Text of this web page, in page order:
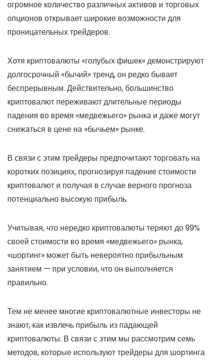
огромное количество различных активов и торговых
опционов открывает широкие возможности для
проницательных трейдеров.
Хотя криптовалюты «голубых фишек» демонстрируют
долгосрочный «бычий» тренд, он редко бывает
беспрерывным. Действительно, большинство
криптовалют переживают длительные периоды
падения во время «медвежьего» рынка и даже могут
снижаться в цене на «бычьем» рынке.
В связи с этим трейдеры предпочитают торговать на
коротких позициях, прогнозируя падение стоимости
криптовалют и получая в случае верного прогноза
потенциально высокую прибыль.
Учитывая, что нередко криптовалюты теряют до 99%
своей стоимости во время «медвежьего» рынка,
«шортинг» может быть невероятно прибыльным
занятием — при условии, что он выполняется
правильно.
Тем не менее многие криптовалютные инвесторы не
знают, как извлечь прибыль из падающей
криптовалюты. В связи с этим мы рассмотрим семь
методов, которые используют трейдеры для шортинга